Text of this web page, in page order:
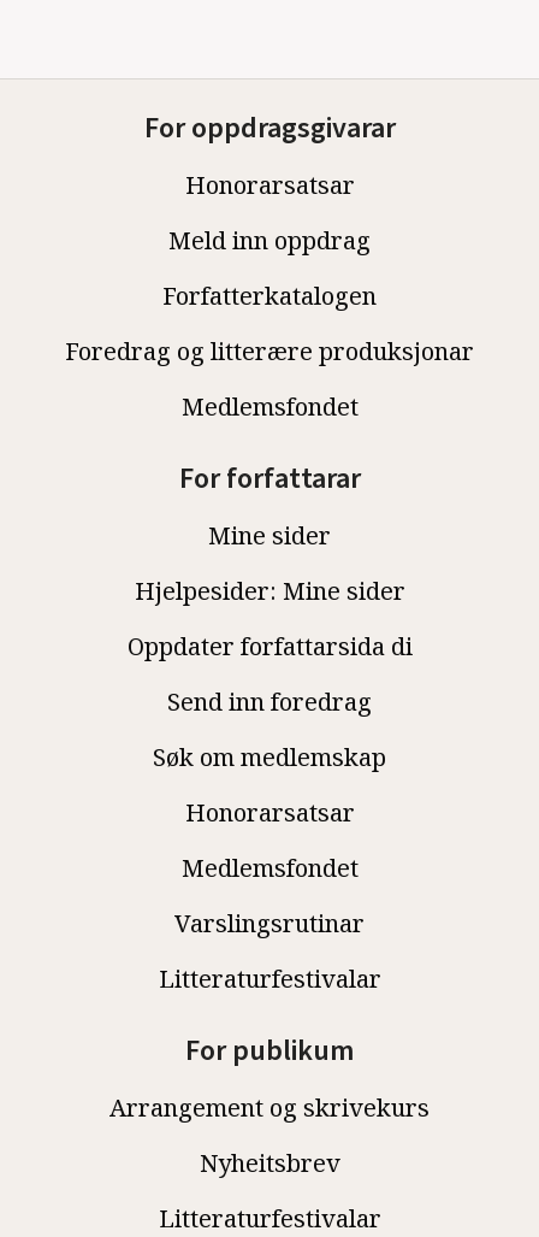
For oppdragsgivarar
Honorarsatsar
Meld inn oppdrag
Forfatterkatalogen
Foredrag og litterære produksjonar
Medlemsfondet
For forfattarar
Mine sider
Hjelpesider: Mine sider
Oppdater forfattarsida di
Send inn foredrag
Søk om medlemskap
Honorarsatsar
Medlemsfondet
Varslingsrutinar
Litteraturfestivalar
For publikum
Arrangement og skrivekurs
Nyheitsbrev
Litteraturfestivalar